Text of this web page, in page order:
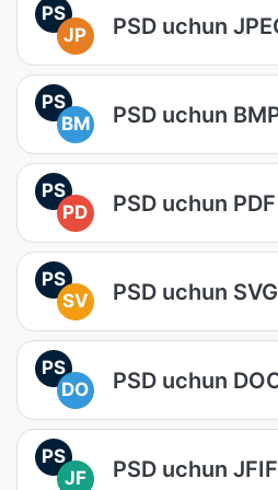
PS
JP
PSD uchun
PS
BM
PSD uchun
PS
PD
PSD uchun PDF
PS
SV
PSD uchun SVG
PS
DO
PSD uchun
PS
JF
PSD uchun JFIF